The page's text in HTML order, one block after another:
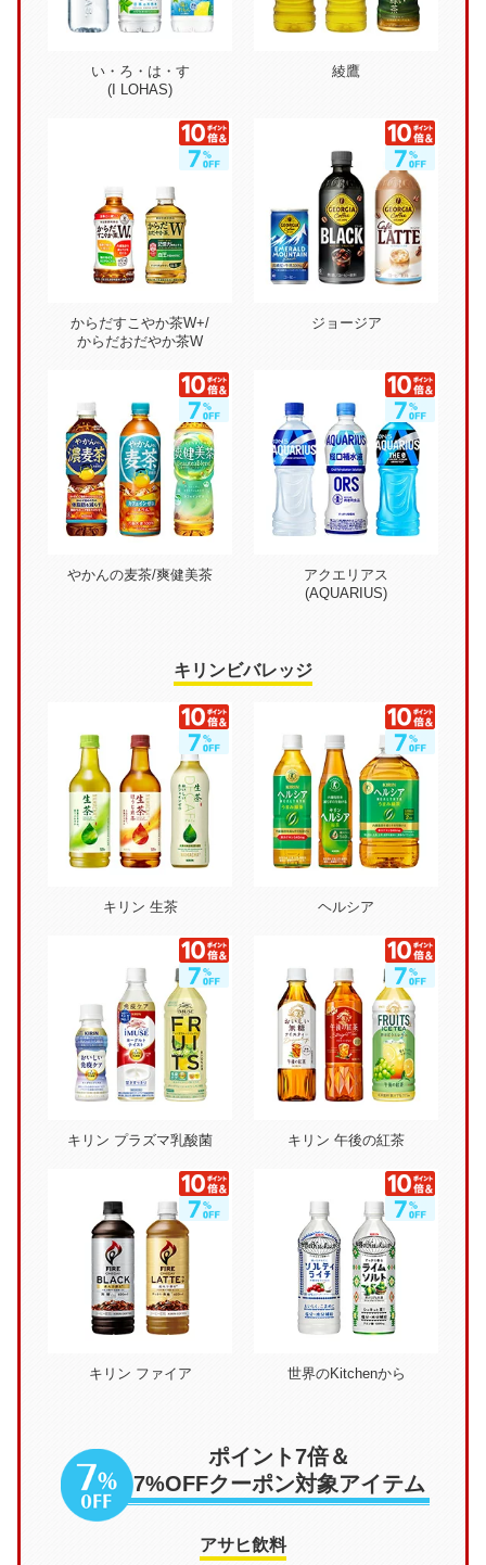
い・ろ・は・す
(I LOHAS)
綾鷹
からだすこやか茶W+/
からだおだやか茶W
ジョージア
やかんの麦茶/爽健美茶
アクエリアス
(AQUARIUS)
キリンビバレッジ
キリン 生茶 ヘルシア
キリン プラズマ乳酸菌 キリン 午後の紅茶
キリン ファイア 世界のKitchenから
ポイント7倍＆
7%OFFクーポン対象アイテム
アサヒ飲料